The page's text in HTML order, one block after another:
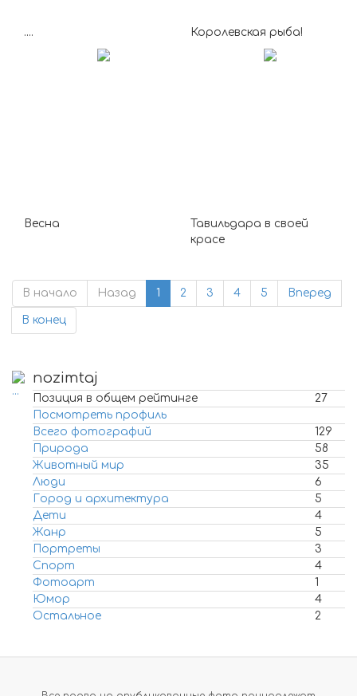
.... Королевская рыба!
Весна
Тавильдара в своей
красе
В начало Назад 1 2 3 4 5 Вперед
В конец
nozimtaj
Позиция в общем рейтинге
27
Посмотреть профиль
Всего фотографий
129
Природа
58
Животный мир
35
Люди
6
Город и архитектура
5
Дети
4
Жанр
5
Портреты
3
Спорт
4
Фотоарт
1
Юмор
4
Остальное
2